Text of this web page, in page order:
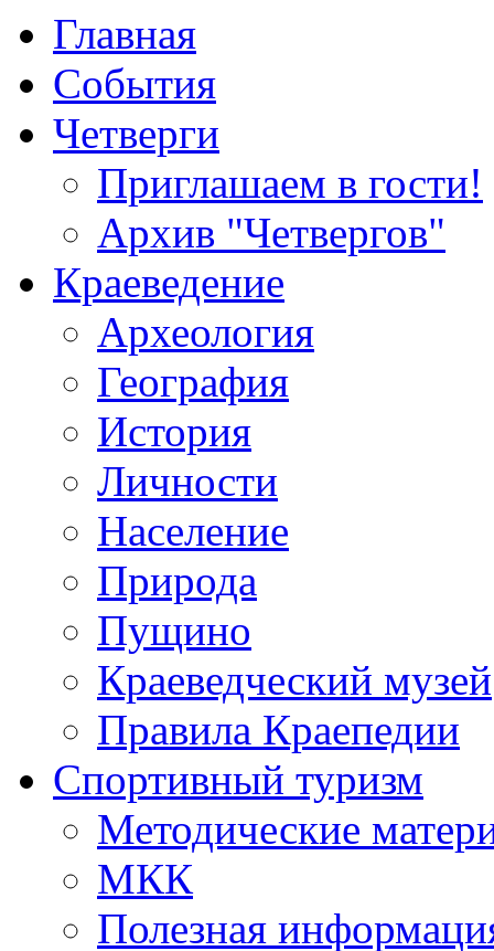
Главная
События
Четверги
Приглашаем в гости!
Архив "Четвергов"
Краеведение
Археология
География
История
Личности
Население
Природа
Пущино
Краеведческий музей
Правила Краепедии
Спортивный туризм
Методические
МКК
Полезная